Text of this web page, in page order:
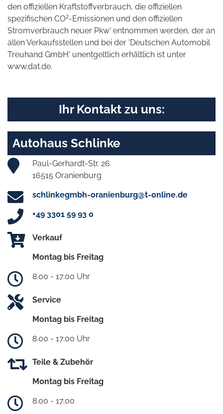
den offiziellen Kraftstoffverbrauch, die offiziellen
spezifischen CO2-Emissionen und den offiziellen
Stromverbrauch neuer Pkw' entnommen werden, der an
allen Verkaufsstellen und bei der 'Deutschen Automobil
Treuhand GmbH' unentgeltlich erhältlich ist unter
www.dat.de.
Ihr Kontakt zu uns:
Autohaus Schlinke
Paul-Gerhardt-Str. 26
16515 Oranienburg
schlinkegmbh-oranienburg@t-online.de
+49 3301 59 93 0
Verkauf
Montag bis Freitag
8.00 - 17.00 Uhr
Service
Montag bis Freitag
8.00 - 17.00 Uhr
Teile & Zubehör
Montag bis Freitag
8.00 - 17.00